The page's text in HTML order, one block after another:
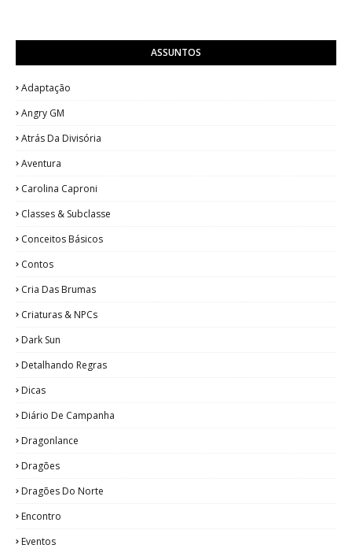
ASSUNTOS
Adaptação
Angry GM
Atrás Da Divisória
Aventura
Carolina Caproni
Classes & Subclasse
Conceitos Básicos
Contos
Cria Das Brumas
Criaturas & NPCs
Dark Sun
Detalhando Regras
Dicas
Diário De Campanha
Dragonlance
Dragões
Dragões Do Norte
Encontro
Eventos